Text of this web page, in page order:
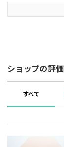
ショップの評価
すべて